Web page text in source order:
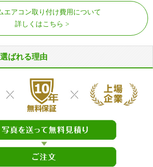
エアコン取り付け費用について
詳しくはこちら
ばれる理由